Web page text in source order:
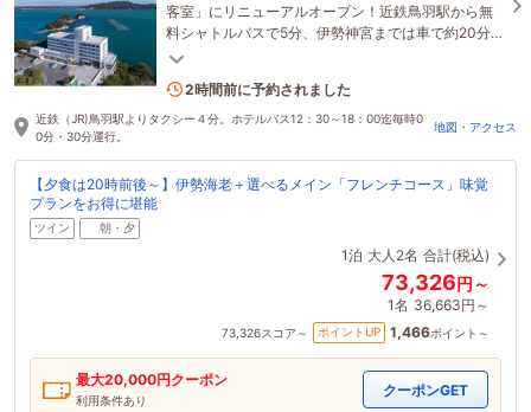
客室」にリニューアルオープン！近鉄鳥羽駅から無
料シャトルバスで5分、伊勢神宮までは車で約20分の
好立地！
6名がこの宿を見ています
2時間前に予約されました
近鉄（JR)鳥羽駅よりタクシー４分。ホテルバス12：30～18：00迄毎時0
0分・30分運行。
地図・アクセス
【夕食は20時前後～】伊勢海老＋選べるメイン「フレンチコース」味覚
プランをお得に堪能
ツイン 朝・夕
1泊 大人2名 合計(税込)
73,326円～
1名 36,663円～
73,326スコア～ ポイントUP 1,466ポイント～
最大20,000円クーポン
利用条件あり
クーポンGET